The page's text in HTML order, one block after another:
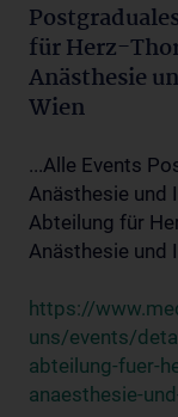
für Herz-
Anästhesie
Wien
...Alle Events
Anästhesie und
Abteilung für
Anästhesie und
https://
uns/events/
abteilung-fuer-
anaesthesie-